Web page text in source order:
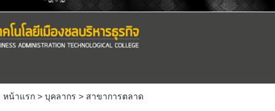
หน้าแรก> บุคลากร > สาขาการตลาด